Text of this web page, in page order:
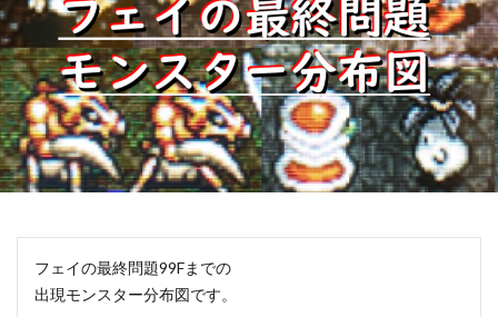
フェイの最終問題99Fまでの
出現モンスター分布図です。